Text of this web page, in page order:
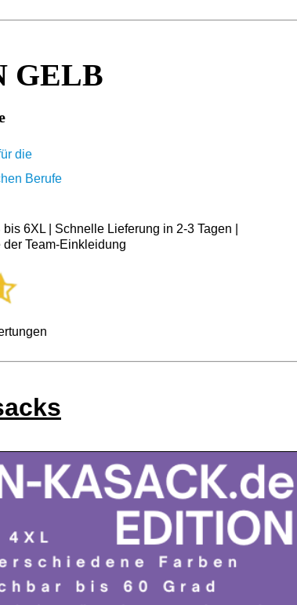
GELB
die
Berufe
6XL | Schnelle Lieferung in 2-3 Tagen |
Team-Einkleidung